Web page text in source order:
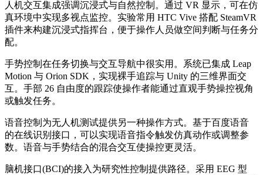
人机交互集成强调沉浸式与自然控制。通过 VR 显示，可在仿
真环境中实现多视点监控。实验常用 HTC Vive 搭配 SteamVR
插件来构建沉浸式指挥台，便于操作人员做空间判断与任务分
配。
手势控制在任务切换与交互导航中很实用。系统已集成 Leap
Motion 与 Orion SDK，实现裸手追踪与 Unity 的三维界面交
互。手部 26 自由度的跟踪使操作者能通过直观手势操控视角
或触发任务。
语音控制为无人机测试提供另一种操作方式。基于百度语音
的在线识别接口，可以实现语音指令触发仿真动作或调整参
数。语音与手势结合的混合交互使操控更灵活。
脑机接口(BCI)的接入为研究性控制提供路径。采用 EEG 型